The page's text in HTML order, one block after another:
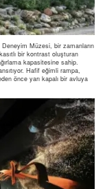
Müzesi, bir zamanların
bir kontrast oluşturan
kapasitesine sahip.
Hafif eğimli rampa,
önce yarı kapalı bir avluya